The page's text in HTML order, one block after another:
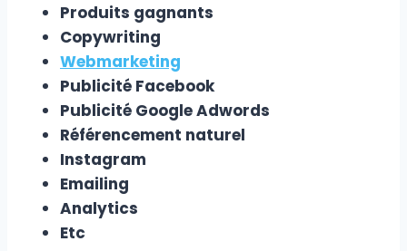
Produits gagnants
Copywriting
Webmarketing
Publicité Facebook
Publicité Google Adwords
Référencement naturel
Instagram
Emailing
Analytics
Etc